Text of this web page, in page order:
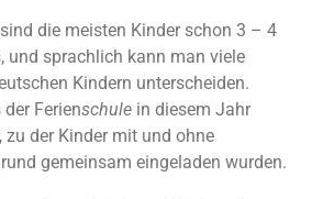
die meisten Kinder schon 3 – 4
und sprachlich kann man viele
Kindern unterscheiden.
Ferienschule in diesem Jahr
, zu der Kinder mit und ohne
gemeinsam eingeladen wurden.